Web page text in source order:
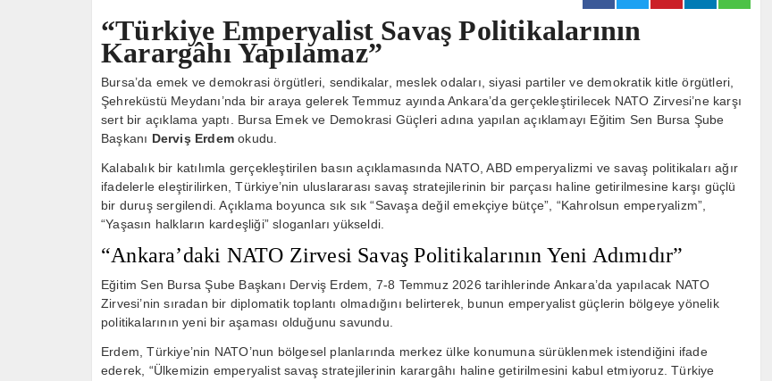
“Türkiye Emperyalist Savaş Politikalarının
Karargâhı Yapılamaz”
Bursa’da emek ve demokrasi örgütleri, sendikalar, meslek odaları, siyasi partiler ve demokratik kitle örgütleri,
Şehreküstü Meydanı’nda bir araya gelerek Temmuz ayında Ankara’da gerçekleştirilecek NATO Zirvesi’ne karşı
sert bir açıklama yaptı. Bursa Emek ve Demokrasi Güçleri adına yapılan açıklamayı Eğitim Sen Bursa Şube
Başkanı Derviş Erdem okudu.
Kalabalık bir katılımla gerçekleştirilen basın açıklamasında NATO, ABD emperyalizmi ve savaş politikaları ağır
ifadelerle eleştirilirken, Türkiye’nin uluslararası savaş stratejilerinin bir parçası haline getirilmesine karşı güçlü
bir duruş sergilendi. Açıklama boyunca sık sık “Savaşa değil emekçiye bütçe”, “Kahrolsun emperyalizm”,
“Yaşasın halkların kardeşliği” sloganları yükseldi.
“Ankara’daki NATO Zirvesi Savaş Politikalarının Yeni Adımıdır”
Eğitim Sen Bursa Şube Başkanı Derviş Erdem, 7-8 Temmuz 2026 tarihlerinde Ankara’da yapılacak NATO
Zirvesi’nin sıradan bir diplomatik toplantı olmadığını belirterek, bunun emperyalist güçlerin bölgeye yönelik
politikalarının yeni bir aşaması olduğunu savundu.
Erdem, Türkiye’nin NATO’nun bölgesel planlarında merkez ülke konumuna sürüklenmek istendiğini ifade
ederek, “Ülkemizin emperyalist savaş stratejilerinin karargâhı haline getirilmesini kabul etmiyoruz. Türkiye